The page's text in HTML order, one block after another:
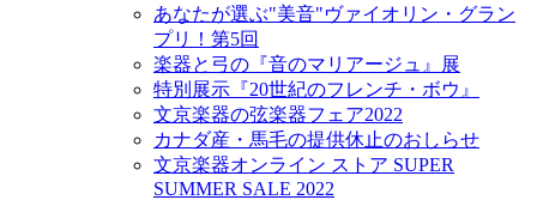
あなたが選ぶ"美音"ヴァイオリン・グラン
プリ！第5回
楽器と弓の『音のマリアージュ』展
特別展示『20世紀のフレンチ・ボウ』
文京楽器の弦楽器フェア2022
カナダ産・馬毛の提供休止のおしらせ
文京楽器オンライン ストア SUPER
SUMMER SALE 2022